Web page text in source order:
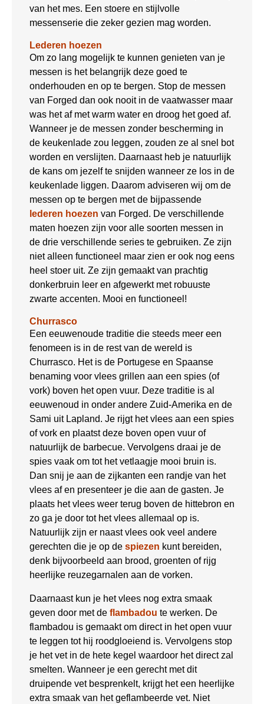
van het mes. Een stoere en stijlvolle
messenserie die zeker gezien mag worden.
Lederen hoezen
Om zo lang mogelijk te kunnen genieten van je
messen is het belangrijk deze goed te
onderhouden en op te bergen. Stop de messen
van Forged dan ook nooit in de vaatwasser maar
was het af met warm water en droog het goed af.
Wanneer je de messen zonder bescherming in
de keukenlade zou leggen, zouden ze al snel bot
worden en verslijten. Daarnaast heb je natuurlijk
de kans om jezelf te snijden wanneer ze los in de
keukenlade liggen. Daarom adviseren wij om de
messen op te bergen met de bijpassende
lederen hoezen van Forged. De verschillende
maten hoezen zijn voor alle soorten messen in
de drie verschillende series te gebruiken. Ze zijn
niet alleen functioneel maar zien er ook nog eens
heel stoer uit. Ze zijn gemaakt van prachtig
donkerbruin leer en afgewerkt met robuuste
zwarte accenten. Mooi en functioneel!
Churrasco
Een eeuwenoude traditie die steeds meer een
fenomeen is in de rest van de wereld is
Churrasco. Het is de Portugese en Spaanse
benaming voor vlees grillen aan een spies (of
vork) boven het open vuur. Deze traditie is al
eeuwenoud in onder andere Zuid-Amerika en de
Sami uit Lapland. Je rijgt het vlees aan een spies
of vork en plaatst deze boven open vuur of
natuurlijk de barbecue. Vervolgens draai je de
spies vaak om tot het vetlaagje mooi bruin is.
Dan snij je aan de zijkanten een randje van het
vlees af en presenteer je die aan de gasten. Je
plaats het vlees weer terug boven de hittebron en
zo ga je door tot het vlees allemaal op is.
Natuurlijk zijn er naast vlees ook veel andere
gerechten die je op de spiezen kunt bereiden,
denk bijvoorbeeld aan brood, groenten of rijg
heerlijke reuzegarnalen aan de vorken.
Daarnaast kun je het vlees nog extra smaak
geven door met de flambadou te werken. De
flambadou is gemaakt om direct in het open vuur
te leggen tot hij roodgloeiend is. Vervolgens stop
je het vet in de hete kegel waardoor het direct zal
smelten. Wanneer je een gerecht met dit
druipende vet besprenkelt, krijgt het een heerlijke
extra smaak van het geflambeerde vet. Niet